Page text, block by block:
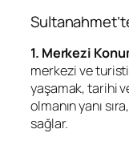
1. Merkezi
merkezi ve
yaşamak, tarihi
olmanın yanı
sağlar.